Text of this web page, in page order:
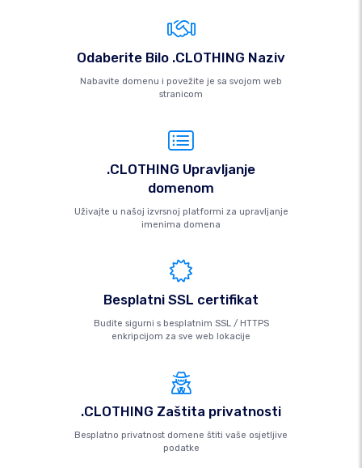
Odaberite Bilo .CLOTHING Naziv
Nabavite domenu i povežite je sa svojom web
stranicom
.CLOTHING Upravljanje
domenom
Uživajte u našoj izvrsnoj platformi za upravljanje
imenima domena
Besplatni SSL certifikat
Budite sigurni s besplatnim SSL / HTTPS
enkripcijom za sve web lokacije
.CLOTHING Zaštita privatnosti
Besplatno privatnost domene štiti vaše osjetljive
podatke